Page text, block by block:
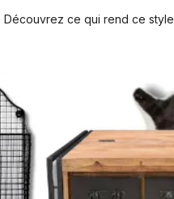
ce qui rend ce